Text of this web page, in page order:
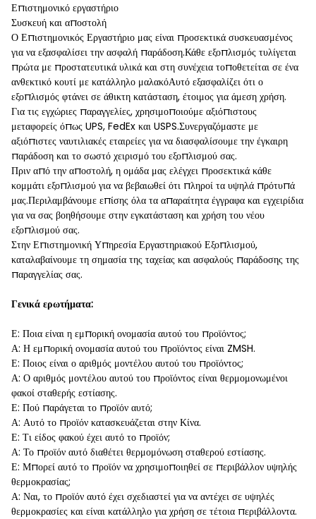
Επιστημονικό εργαστήριο
Συσκευή και αποστολή
Ο Επιστημονικός Εργαστήριο μας είναι προσεκτικά συσκευασμένος
για να εξασφαλίσει την ασφαλή παράδοση.Κάθε εξοπλισμός τυλίγεται
πρώτα με προστατευτικά υλικά και στη συνέχεια τοποθετείται σε ένα
ανθεκτικό κουτί με κατάλληλο μαλακόΑυτό εξασφαλίζει ότι ο
εξοπλισμός φτάνει σε άθικτη κατάσταση, έτοιμος για άμεση χρήση.
Για τις εγχώριες παραγγελίες, χρησιμοποιούμε αξιόπιστους
μεταφορείς όπως UPS, FedEx και USPS.Συνεργαζόμαστε με
αξιόπιστες ναυτιλιακές εταιρείες για να διασφαλίσουμε την έγκαιρη
παράδοση και το σωστό χειρισμό του εξοπλισμού σας.
Πριν από την αποστολή, η ομάδα μας ελέγχει προσεκτικά κάθε
κομμάτι εξοπλισμού για να βεβαιωθεί ότι πληροί τα υψηλά πρότυπά
μας.Περιλαμβάνουμε επίσης όλα τα απαραίτητα έγγραφα και εγχειρίδια
για να σας βοηθήσουμε στην εγκατάσταση και χρήση του νέου
εξοπλισμού σας.
Στην Επιστημονική Υπηρεσία Εργαστηριακού Εξοπλισμού,
καταλαβαίνουμε τη σημασία της ταχείας και ασφαλούς παράδοσης της
παραγγελίας σας.
Γενικά ερωτήματα:
Ε: Ποια είναι η εμπορική ονομασία αυτού του προϊόντος;
Α: Η εμπορική ονομασία αυτού του προϊόντος είναι ZMSH.
Ε: Ποιος είναι ο αριθμός μοντέλου αυτού του προϊόντος;
Α: Ο αριθμός μοντέλου αυτού του προϊόντος είναι θερμομονωμένοι
φακοί σταθερής εστίασης.
Ε: Πού παράγεται το προϊόν αυτό;
Α: Αυτό το προϊόν κατασκευάζεται στην Κίνα.
Ε: Τι είδος φακού έχει αυτό το προϊόν;
Α: Το προϊόν αυτό διαθέτει θερμομόνωση σταθερού εστίασης.
Ε: Μπορεί αυτό το προϊόν να χρησιμοποιηθεί σε περιβάλλον υψηλής
θερμοκρασίας;
Α: Ναι, το προϊόν αυτό έχει σχεδιαστεί για να αντέχει σε υψηλές
θερμοκρασίες και είναι κατάλληλο για χρήση σε τέτοια περιβάλλοντα.